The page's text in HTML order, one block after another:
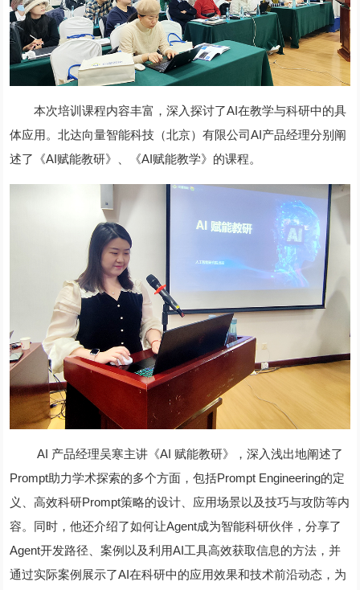
本次培训课程内容丰富，深入探讨了AI在教学与科研中的具
体应用。北达向量智能科技（北京）有限公司AI产品经理分别阐
述了《AI赋能教研》、《AI赋能教学》的课程。
AI 产品经理吴寒主讲《AI 赋能教研》，深入浅出地阐述了
Prompt助力学术探索的多个方面，包括Prompt Engineering的定
义、高效科研Prompt策略的设计、应用场景以及技巧与攻防等内
容。同时，他还介绍了如何让Agent成为智能科研伙伴，分享了
Agent开发路径、案例以及利用AI工具高效获取信息的方法，并
通过实际案例展示了AI在科研中的应用效果和技术前沿动态，为